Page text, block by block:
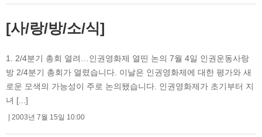
[사/랑/방/소/식]
1. 2/4분기 총회 열려…인권영화제 열띤 논의 7월 4일 인권운동사랑
방 2/4분기 총회가 열렸습니다. 이날은 인권영화제에 대한 평가와 새
로운 모색의 가능성이 주로 논의됐습니다. 인권영화제가 초기부터 지
녀 [...]
2003년 7월 15일 10:00